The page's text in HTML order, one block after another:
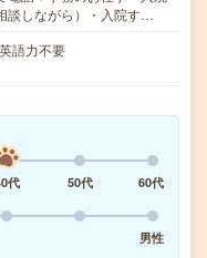
談しながら）・入院す…
語力不要
代 50代
60代
男性